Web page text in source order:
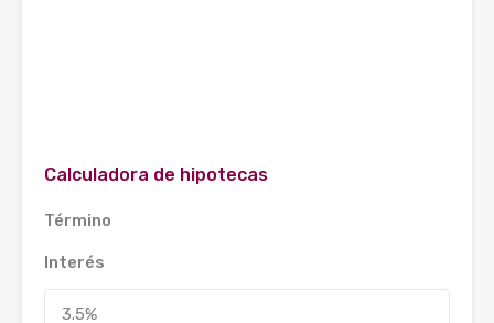
Calculadora de hipotecas
Término
Interés